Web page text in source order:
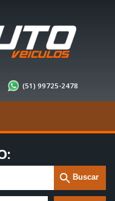
(51) 99725-2478
Buscar